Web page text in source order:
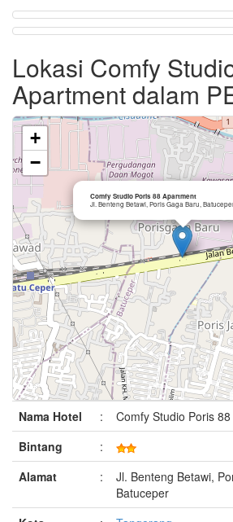
Lokasi Comfy
Apartment dalam
Comfy Studio Poris 88 Apartment
Jl. Benteng Betawi, Poris Gaga Baru,
+
−
Nama Hotel :
Comfy Studio Poris
Bintang
:
Alamat
:
Jl. Benteng Betawi,
Batuceper